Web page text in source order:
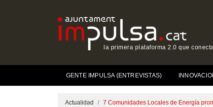
la primera plataforma 2.0 que
GENTE IMPULSA (ENTREVISTAS)
Actualidad 7 Comunidades Locales de Energía